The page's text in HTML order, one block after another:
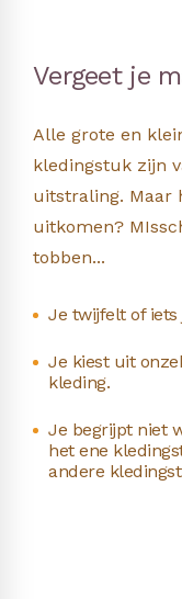
Vergeet je
Alle grote en
kledingstuk zijn
uitstraling. Maar
uitkomen?
tobben...
Je twijfelt of iets
Je kiest uit
kleding.
Je begrijpt niet
het ene
andere